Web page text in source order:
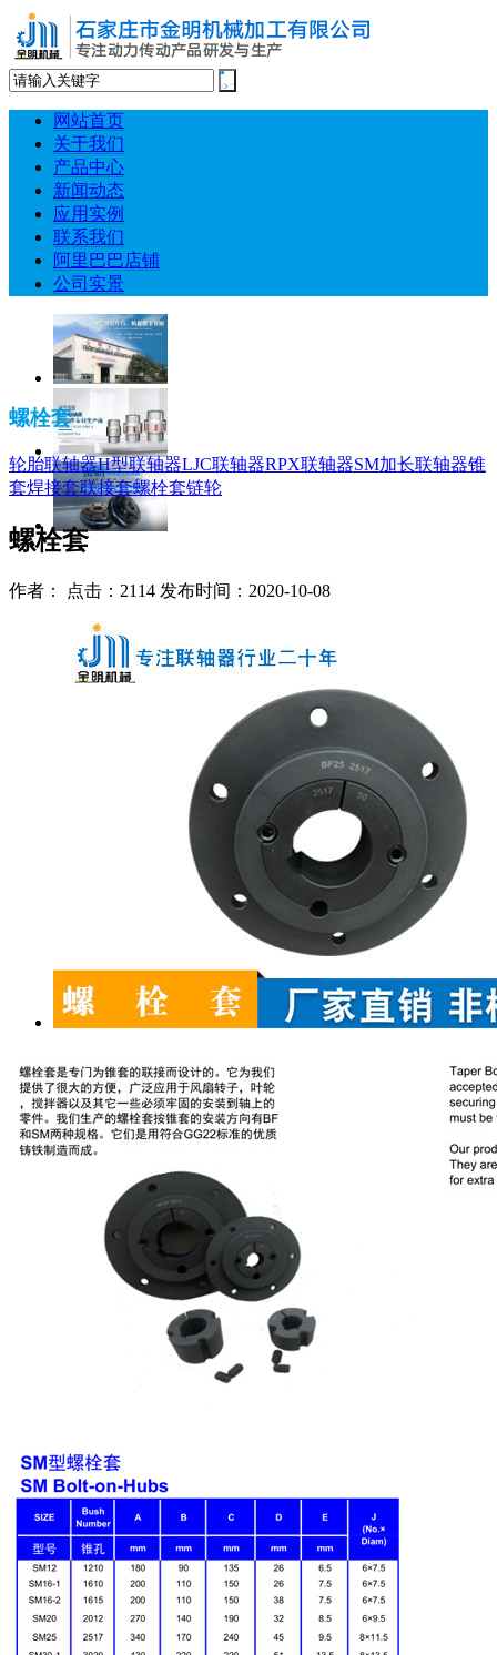
网站首页
关于我们
产品中心
新闻动态
应用实例
联系我们
阿里巴巴店铺
公司实景
螺栓套
轮胎联轴器H型联轴器LJC联轴器RPX联轴器SM加长联轴器锥
套焊接套联接套螺栓套链轮
螺栓套
作者： 点击：2114 发布时间：2020-10-08